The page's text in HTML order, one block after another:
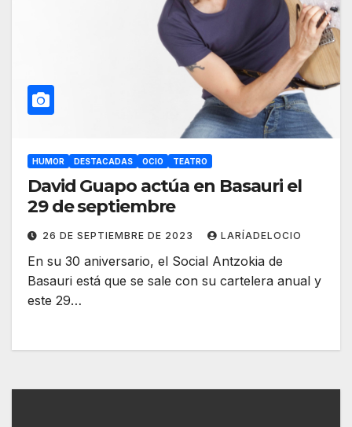
HUMOR DESTACADAS OCIO TEATRO
David Guapo actúa en Basauri el
29 de septiembre
26 DE SEPTIEMBRE DE 2023 LARÍADELOCIO
En su 30 aniversario, el Social Antzokia de
Basauri está que se sale con su cartelera anual y
este 29…